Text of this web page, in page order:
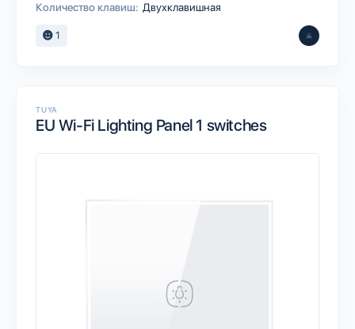
Количество клавиш: Двухклавишная
1
TUYA
EU Wi-Fi Lighting Panel 1 switches